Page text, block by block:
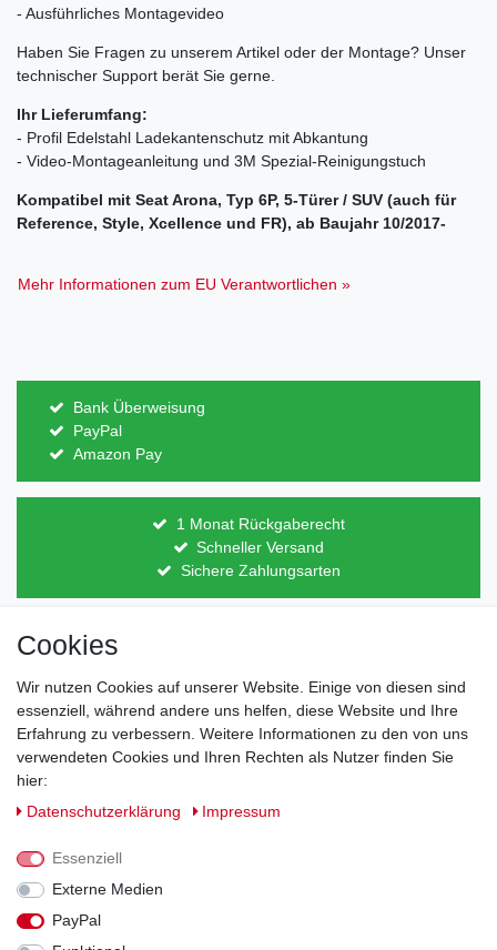
- Ausführliches Montagevideo
Haben Sie Fragen zu unserem Artikel oder der Montage? Unser
technischer Support berät Sie gerne.
Ihr Lieferumfang:
- Profil Edelstahl Ladekantenschutz mit Abkantung
- Video-Montageanleitung und 3M Spezial-Reinigungstuch
Kompatibel mit Seat Arona, Typ 6P, 5-Türer / SUV (auch für
Reference, Style, Xcellence und FR), ab Baujahr 10/2017-
Mehr Informationen zum EU Verantwortlichen »
Bank Überweisung
PayPal
Amazon Pay
1 Monat Rückgaberecht
Schneller Versand
Sichere Zahlungsarten
Direkt vom Hersteller
Lagerware
Barrierefreiheitserklärung
Cookies
Wir nutzen Cookies auf unserer Website. Einige von diesen sind
essenziell, während andere uns helfen, diese Website und Ihre
Erfahrung zu verbessern. Weitere Informationen zu den von uns
verwendeten Cookies und Ihren Rechten als Nutzer finden Sie
hier:
Daten­schutz­erklärung
Impressum
Essenziell
Externe Medien
PayPal